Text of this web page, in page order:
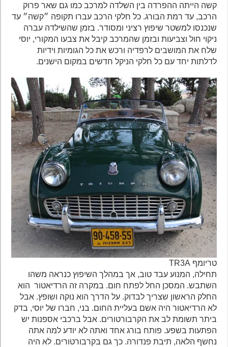
קשה הייתה ההפרדה בין השלדה למרכב כמו גם שאר פרוק
הרכב, עד רמת הבורג. כל חלקי הרכב עברו תקופה ״קשה״ עד
שנכנסו למשטר שיפוץ רציני ומסודר. בזמן שהשילדה עברה
ניקוי חול וצביעות ובזמן שהמרכב קיבל את צבעו המקורי, יוסי
שלח את המושבים לרפדיה ורכש את כל הגומיות וידיות
לדלתות יחד עם כל חלקי הניקל חדשים במקום הישנים.
טריומף TR3A
תחילה, המנוע עבד טוב, אך במהלך השיפוץ כנראה משהו
השתבש. המסכן החל לפתח חום. במקרה זה הרדיאטור הוא
החלק הראשון שצריך לבדוק. על הדרך הוא נוקה ושופץ. אבל
לא הרדיאטור היה אשם בעליית החום. בני, חברו של יוסי, בדק
ביתר תשומת לב את הקרבורטורים. אבל ברכבי אספנות יש
הפתעות בשפע. פותח בורג אחד ואתה לא יודע למה אתה
נחשף הלאה, תיבת פנדורה. כך גם בקרבורטורים. לא היה